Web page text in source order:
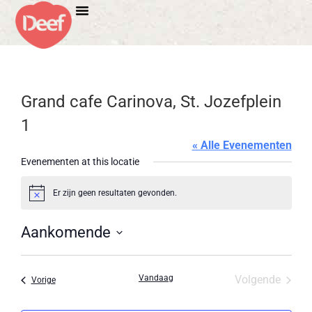
Grand cafe Carinova, St. Jozefplein
1
« Alle Evenementen
Evenementen at this locatie
BerichtEr zijn geen resultaten gevonden.
Aankomende
een
VorigeEvenementen Vandaag Volgende